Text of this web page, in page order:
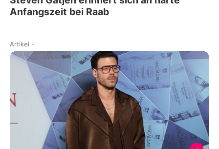
Anfangszeit bei Raab
Artikel -